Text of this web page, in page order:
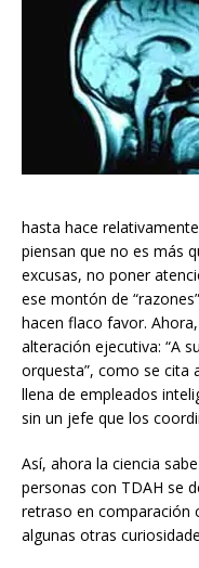
hasta hace
piensan que no es más
excusas, no poner
ese montón de
hacen flaco favor.
alteración ejecutiva: “A
orquesta”, como se cita
llena de empleados
sin un jefe que los
Así, ahora la ciencia
personas con TDAH se
retraso en comparación
algunas otras